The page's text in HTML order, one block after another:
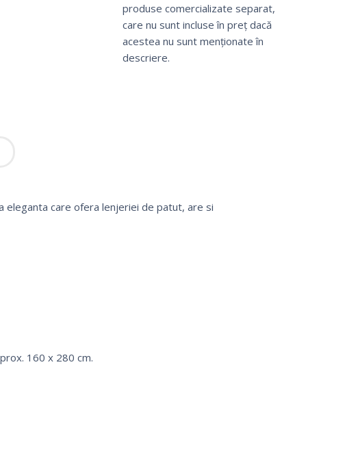
produse comercializate separat,
care nu sunt incluse în preț dacă
acestea nu sunt menționate în
descriere.
eleganta care ofera lenjeriei de patut, are si
160 x 280 cm.